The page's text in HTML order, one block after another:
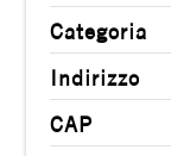
Categoria
Indirizzo
CAP
Lusso